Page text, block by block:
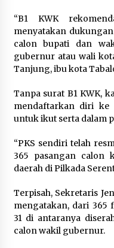
“B1 KWK
menyatakan
calon bupati dan
gubernur atau wali
Tanjung, ibu kota
Tanpa surat B1 KWK,
mendaftarkan diri ke
untuk ikut serta dalam
“PKS sendiri telah
365 pasangan calon
daerah di Pilkada
Terpisah, Sekretaris
mengatakan, dari 365
31 di antaranya
calon wakil gubernur.